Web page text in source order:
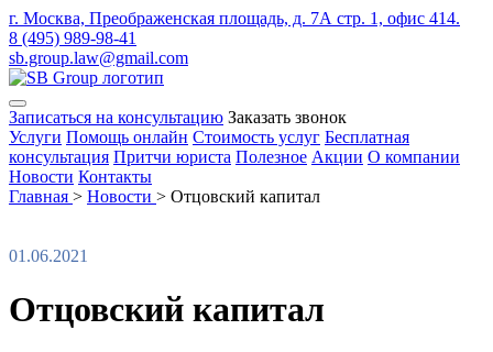
г. Москва, Преображенская площадь, д. 7А стр. 1, офис 414.
8 (495) 989-98-41
sb.group.law@gmail.com
Записаться на консультацию Заказать звонок
Услуги Помощь онлайн Стоимость услуг Бесплатная
консультация Притчи юриста Полезное Акции О компании
Новости Контакты
Главная > Новости > Отцовский капитал
01.06.2021
Отцовский капитал